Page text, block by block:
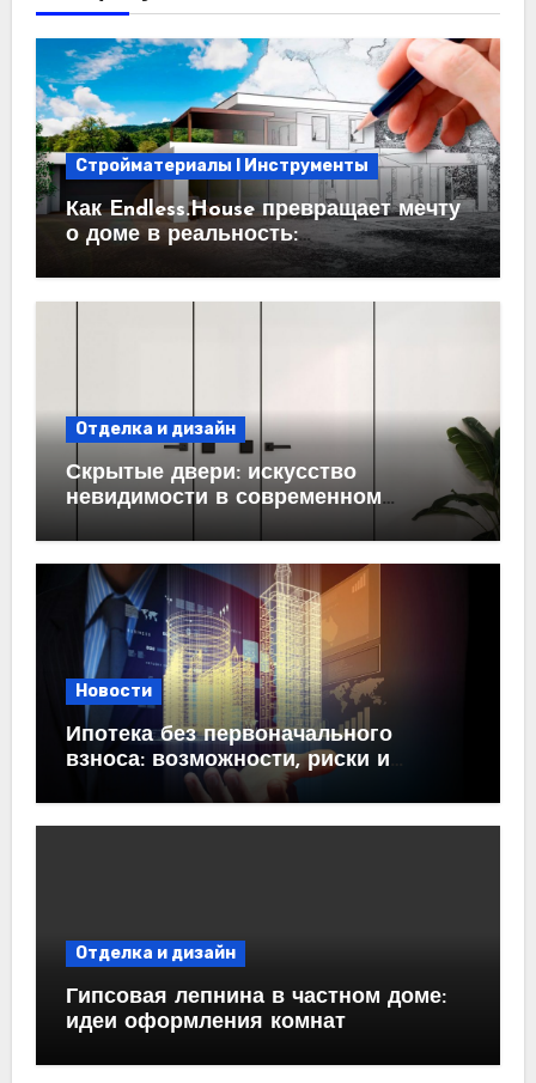
Стройматериалы l Инструменты
Как Endless.House превращает мечту
о доме в реальность:
проектирование под ключ
Отделка и дизайн
Скрытые двери: искусство
невидимости в современном
Новости
Ипотека без первоначального
взноса: возможности, риски и
практические рекомендации<
Отделка и дизайн
Гипсовая лепнина в частном доме:
идеи оформления комнат